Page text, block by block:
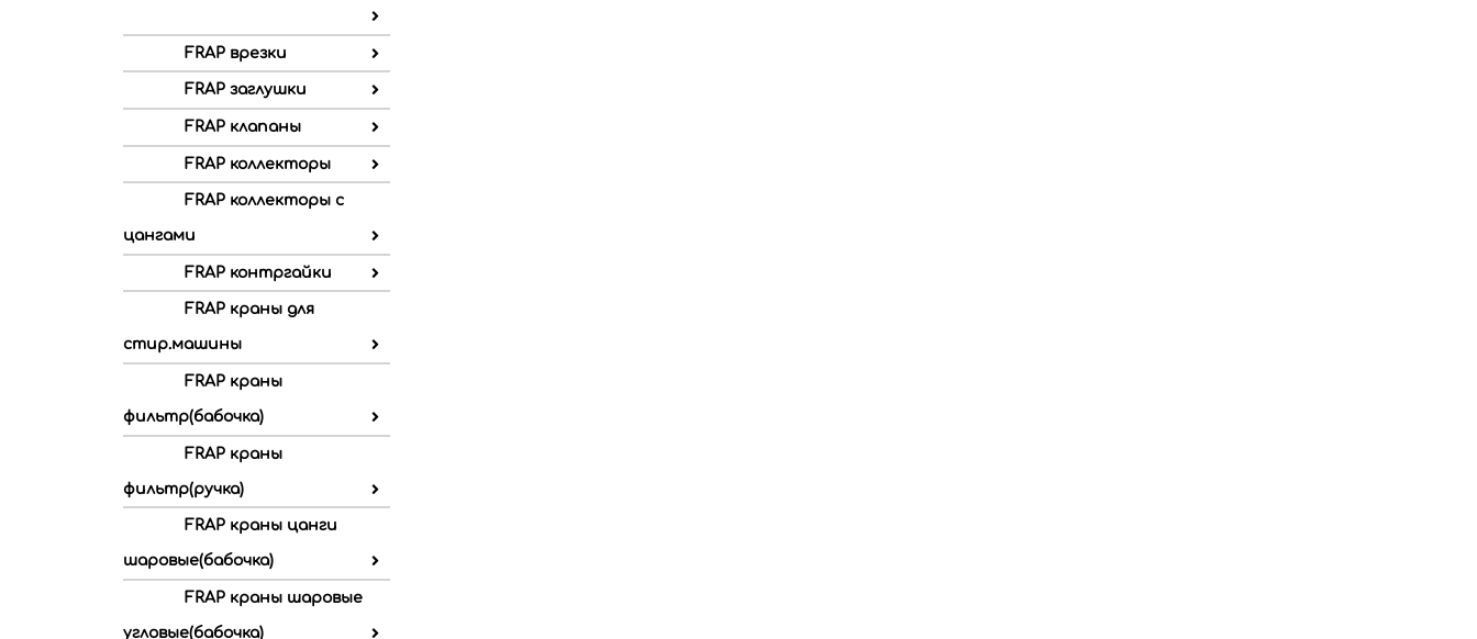
FRAP врезки
FRAP заглушки
FRAP клапаны
FRAP коллекторы
FRAP коллекторы с
цангами
FRAP контргайки
FRAP краны для
стир.машины
FRAP краны
фильтр(бабочка)
FRAP краны
фильтр(ручка)
FRAP краны цанги
шаровые(бабочка)
FRAP краны шаровые
угловые(бабочка)